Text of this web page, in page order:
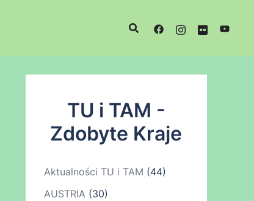
TU i TAM -
Zdobyte Kraje
Aktualności TU i TAM (44)
AUSTRIA(30)